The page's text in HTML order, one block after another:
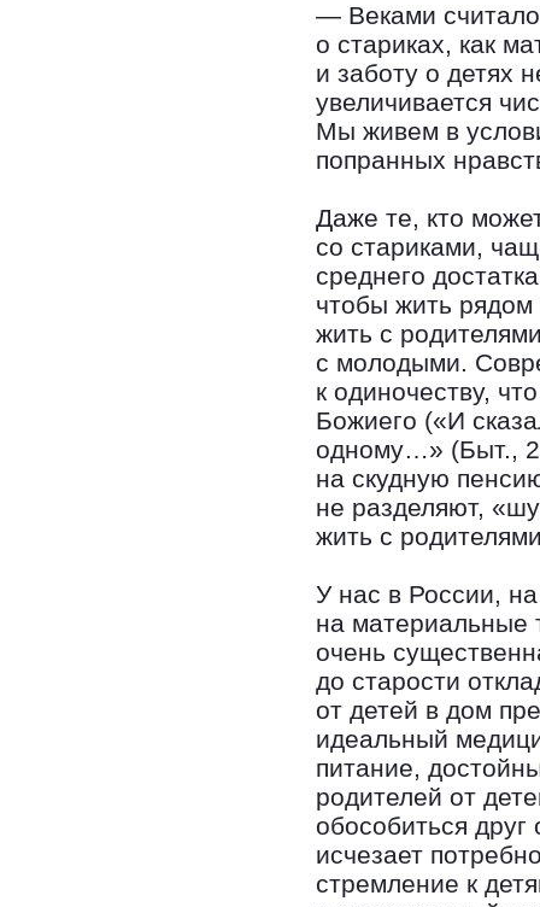
— Веками
о стариках, как
и заботу о детях
увеличивается
Мы живем в
попранных
Даже те, кто
со стариками,
среднего
чтобы жить рядом
жить с
с молодыми.
к одиночеству,
Божиего («И
одному…» (Быт.,
на скудную
не разделяют,
жить с
У нас в России,
на материальные
очень
до старости
от детей в дом
идеальный
питание,
родителей от
обособиться
исчезает
стремление к